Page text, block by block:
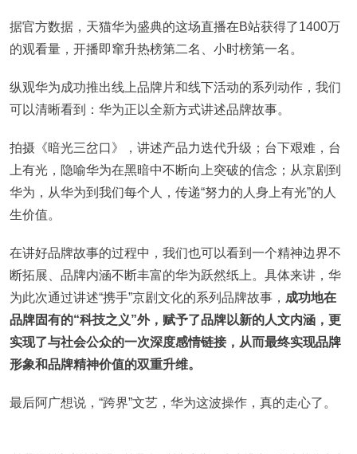
据官方数据，天猫华为盛典的这场直播在B站获得了1400万
的观看量，开播即窜升热榜第二名、小时榜第一名。
纵观华为成功推出线上品牌片和线下活动的系列动作，我们
可以清晰看到：华为正以全新方式讲述品牌故事。
拍摄《暗光三岔口》，讲述产品力迭代升级；台下艰难，台
上有光，隐喻华为在黑暗中不断向上突破的信念；从京剧到
华为，从华为到我们每个人，传递“努力的人身上有光”的人
生价值。
在讲好品牌故事的过程中，我们也可以看到一个精神边界不
断拓展、品牌内涵不断丰富的华为跃然纸上。具体来讲，华
为此次通过讲述“携手”京剧文化的系列品牌故事， 成功地在
品牌固有的“科技之义”外，赋予了品牌以新的人文内涵，更
实现了与社会公众的一次深度感情链接，从而最终实现品牌
形象和品牌精神价值的双重升维。
最后阿广想说，“跨界”文艺，华为这波操作，真的走心了。